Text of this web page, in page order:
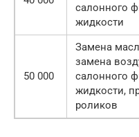
салонного
жидкости
50 000
Замена
замена
салонного
жидкости,
роликов